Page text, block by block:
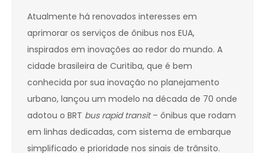
Atualmente há renovados interesses em
aprimorar os serviços de ônibus nos EUA,
inspirados em inovações ao redor do mundo. A
cidade brasileira de Curitiba, que é bem
conhecida por sua inovação no planejamento
urbano, lançou um modelo na década de 70 onde
adotou o BRT bus rapid transit– ônibus que rodam
em linhas dedicadas, com sistema de embarque
simplificado e prioridade nos sinais de trânsito.